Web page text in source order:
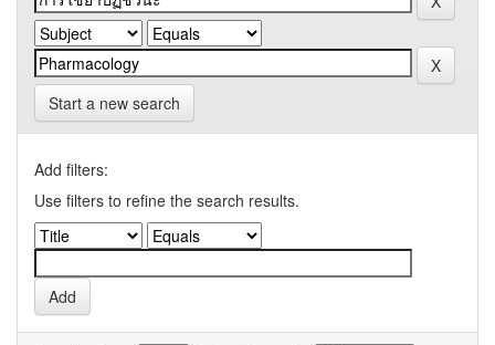
Start a new search
Add filters:
Use filters to refine the search results.